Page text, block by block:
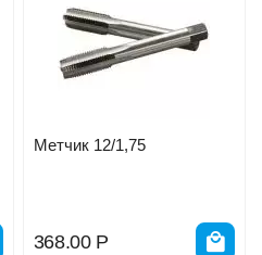
Метчик 12/1,75
368.00 Р